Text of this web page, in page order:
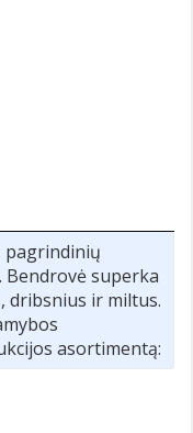
pagrindinių
superka
dribsnius ir miltus.
asortimentą: